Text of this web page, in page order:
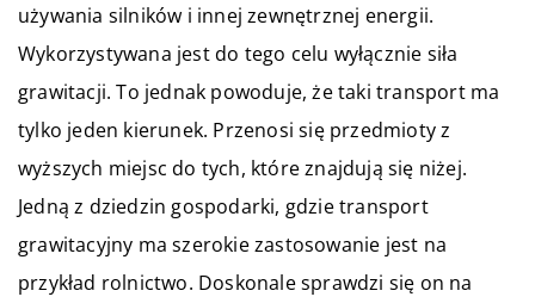
używania silników i innej zewnętrznej energii.
Wykorzystywana jest do tego celu wyłącznie siła
grawitacji. To jednak powoduje, że taki transport ma
tylko jeden kierunek. Przenosi się przedmioty z
wyższych miejsc do tych, które znajdują się niżej.
Jedną z dziedzin gospodarki, gdzie transport
grawitacyjny ma szerokie zastosowanie jest na
przykład rolnictwo. Doskonale sprawdzi się on na